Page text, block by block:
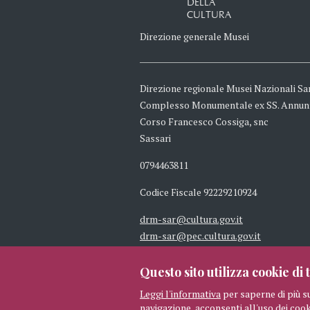
CULTURA
Direzione generale Musei
Direzione regionale Musei Nazionali
Complesso Monumentale ex SS.
Corso Francesco Cossiga, snc
Sassari
0794463811
Codice Fiscale 92229210924
drm-sar@cultura.gov.it
drm-sar@pec.cultura.gov.it
Questo sito utilizza cookie
Leggi l'informativa per saperne di più